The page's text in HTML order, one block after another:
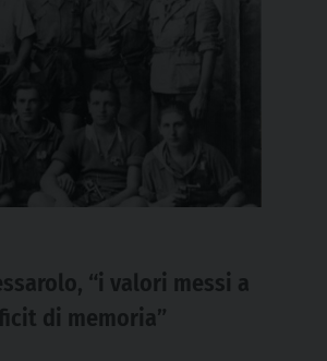
“i valori messi a
di memoria”